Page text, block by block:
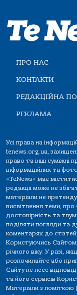
ПРО НАС
КОНТАКТИ
РЕДАКЦІЙНА
РЕКЛАМА
Усі права на
tenews.org.ua,
право та інші суміжні
інформаційних та
«TeNews» має
редакції може не
матеріали не
висвітлення теми, про
достовірність та
поділяти погляди та
коментарях до
Користуючись
річного віку. У разі,
розпочинайте або
Сайту не несе
та його сервісів
Матеріали з поміткою